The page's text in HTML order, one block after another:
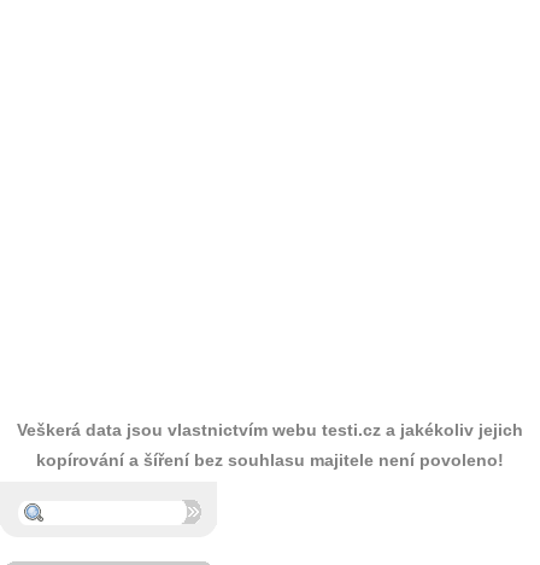
Veškerá data jsou vlastnictvím webu testi.cz a jakékoliv jejich
kopírování a šíření bez souhlasu majitele není povoleno!